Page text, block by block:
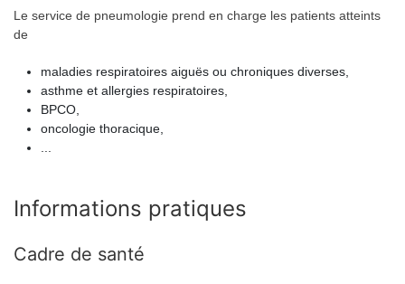
Le service de pneumologie prend en charge les patients atteints
de
maladies respiratoires aiguës ou chroniques diverses,
asthme et allergies respiratoires,
BPCO,
oncologie thoracique,
...
Informations pratiques
Cadre de santé